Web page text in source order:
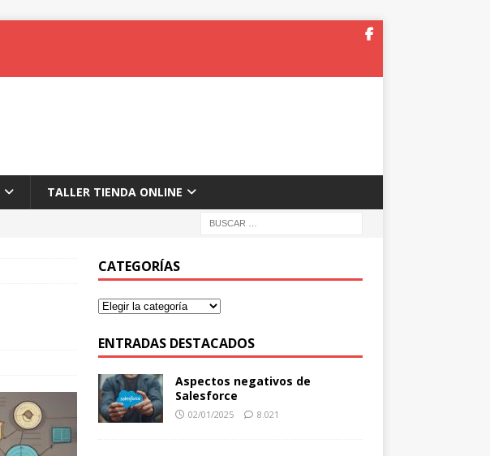
TALLER TIENDA ONLINE
CATEGORÍAS
ENTRADAS DESTACADOS
Aspectos negativos de
Salesforce
02/01/2025 8.021